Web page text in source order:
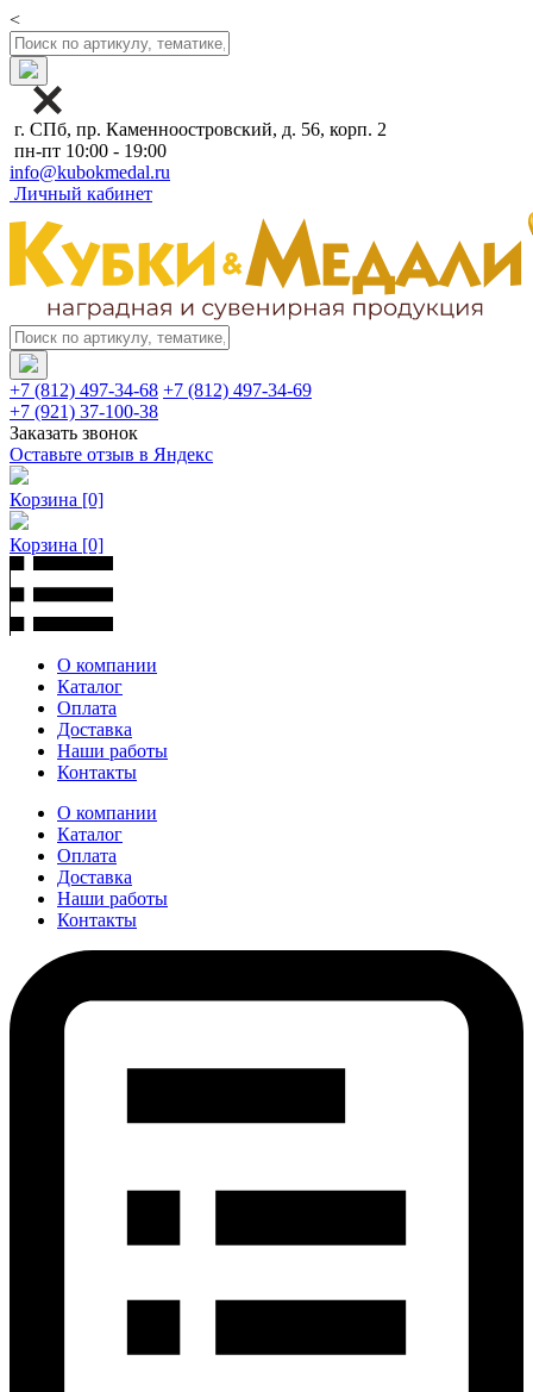
<
г. СПб, пр. Каменноостровский, д. 56, корп. 2
пн-пт 10:00 - 19:00
info@kubokmedal.ru
Личный кабинет
+7 (812) 497-34-68 +7 (812) 497-34-69
+7 (921) 37-100-38
Заказать звонок
Оставьте отзыв в Яндекс
Корзина [0]
Корзина [0]
О компании
Каталог
Оплата
Доставка
Наши работы
Контакты
О компании
Каталог
Оплата
Доставка
Наши работы
Контакты